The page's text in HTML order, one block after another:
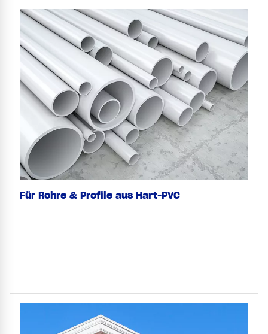
Für Rohre & Profile aus Hart-PVC